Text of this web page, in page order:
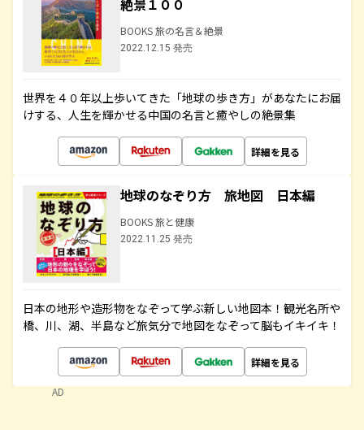
絶景１００
BOOKS 旅の名言＆絶景
2022.12.15 発売
世界を４０年以上歩いてきた「地球の歩き方」があなたにお届
けする、人生を輝かせる中国の名言と癒やしの絶景集
詳細を見る
地球のなぞり方 旅地図 日本編
BOOKS 旅と健康
2022.11.25 発売
日本の地形や造形物をなぞって学ぶ新しい地図本！観光名所や
橋、川、湖、半島など旅気分で地図をなぞって脳もイキイキ！
詳細を見る
AD